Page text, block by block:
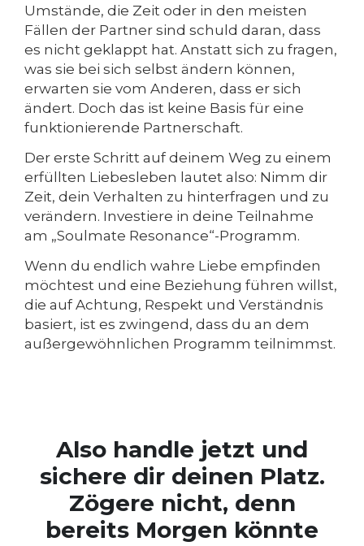
Umstände, die Zeit oder in den meisten
Fällen der Partner sind schuld daran, dass
es nicht geklappt hat. Anstatt sich zu fragen,
was sie bei sich selbst ändern können,
erwarten sie vom Anderen, dass er sich
ändert. Doch das ist keine Basis für eine
funktionierende Partnerschaft.
Der erste Schritt auf deinem Weg zu einem
erfüllten Liebesleben lautet also: Nimm dir
Zeit, dein Verhalten zu hinterfragen und zu
verändern. Investiere in deine Teilnahme
am „Soulmate Resonance“-Programm.
Wenn du endlich wahre Liebe empfinden
möchtest und eine Beziehung führen willst,
die auf Achtung, Respekt und Verständnis
basiert, ist es zwingend, dass du an dem
außergewöhnlichen Programm teilnimmst.